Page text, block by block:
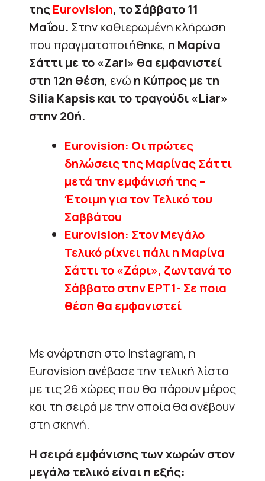
τηςEurovision, το Σάββατο 11
Μαΐου. Στην καθιερωμένη κλήρωση
που πραγματοποιήθηκε, η Μαρίνα
Σάττι με το «Zari» θα εμφανιστεί
στη 12η θέση, ενώ η Κύπρος με τη
Silia Kapsis και το τραγούδι «Liar»
στην 20ή.
Eurovision: Οι πρώτες
δηλώσεις της Μαρίνας Σάττι
μετά την εμφάνισή της –
Έτοιμη για τον Τελικό του
Σαββάτου
Eurovision: Στον Μεγάλο
Τελικό ρίχνει πάλι η Μαρίνα
Σάττι το «Ζάρι», ζωντανά το
Σάββατο στην ΕΡΤ1- Σε ποια
θέση θα εμφανιστεί
Με ανάρτηση στο Instagram, η
Eurovision ανέβασε την τελική λίστα
με τις 26 χώρες που θα πάρουν μέρος
και τη σειρά με την οποία θα ανέβουν
στη σκηνή.
Η σειρά εμφάνισης των χωρών στον
μεγάλο τελικό είναι η εξής: